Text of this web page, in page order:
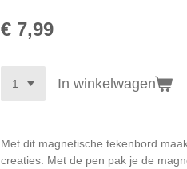
€ 7,99
In winkelwagen
Met dit magnetische tekenbord
creaties. Met de pen pak je de